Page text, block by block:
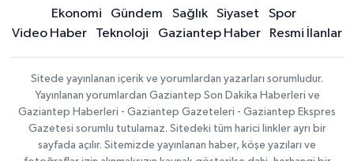
Ekonomi Gündem Sağlık Siyaset
Spor
Video Haber
Teknoloji Gaziantep Haber Resmi İlanlar
Sitede yayınlanan içerik ve yorumlardan yazarları sorumludur.
Yayınlanan yorumlardan Gaziantep Son Dakika Haberleri ve
Gaziantep Haberleri - Gaziantep Gazeteleri - Gaziantep Ekspres
Gazetesi sorumlu tutulamaz. Sitedeki tüm harici linkler ayrı bir
sayfada açılır. Sitemizde yayınlanan haber, köşe yazıları ve